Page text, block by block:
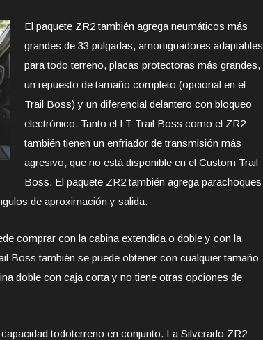
El paquete ZR2 también agrega neumáticos más
grandes de 33 pulgadas, amortiguadores adaptables
para todo terreno, placas protectoras más grandes,
un repuesto de tamaño completo (opcional en el
Trail Boss) y un diferencial delantero con bloqueo
electrónico. Tanto el LT Trail Boss como el ZR2
también tienen un enfriador de transmisión más
agresivo, que no está disponible en el Custom Trail
Boss. El paquete ZR2 también agrega parachoques
de aproximación y salida.
comprar con la cabina extendida o doble y con la
Boss también se puede obtener con cualquier tamaño
doble con caja corta y no tiene otras opciones de
todoterreno en conjunto. La Silverado ZR2